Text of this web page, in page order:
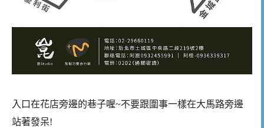
入口在花店旁邊的巷子喔~不要跟圍事一樣在大馬路旁邊
站著發呆!